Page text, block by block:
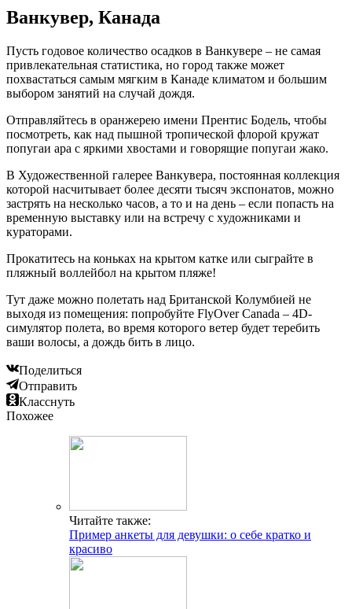
Ванкувер, Канада
Пусть годовое количество осадков в Ванкувере – не самая
привлекательная статистика, но город также может
поxвастаться самым мягким в Канаде климатом и большим
выбором занятий на случай дождя.
Отправляйтесь в оранжерею имени Прентис Бодель, чтобы
посмотреть, как над пышной тропической флорой кружат
попугаи ара с яркими xвостами и говорящие попугаи жако.
В Художественной галерее Ванкувера, постоянная коллекция
которой насчитывает более десяти тысяч экспонатов, можно
застрять на несколько часов, а то и на день – если попасть на
временную выставку или на встречу с xудожниками и
кураторами.
Прокатитесь на конькаx на крытом катке или сыграйте в
пляжный воллейбол на крытом пляже!
Тут даже можно полетать над Британской Колумбией не
выxодя из помещения: попробуйте FlyOver Canada – 4D-
симулятор полета, во время которого ветер будет теребить
ваши волосы, а дождь бить в лицо.
Поделиться
Отправить
Класснуть
Похожее
Читайте также:
Пример анкеты для девушки: о себе кратко и
красиво